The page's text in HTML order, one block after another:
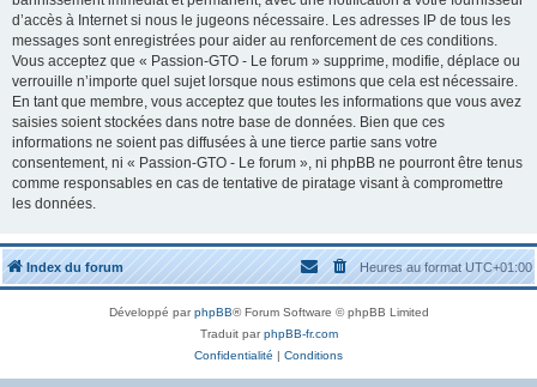
d’accès à Internet si nous le jugeons nécessaire. Les adresses IP de tous les
messages sont enregistrées pour aider au renforcement de ces conditions.
Vous acceptez que « Passion-GTO - Le forum » supprime, modifie, déplace ou
verrouille n’importe quel sujet lorsque nous estimons que cela est nécessaire.
En tant que membre, vous acceptez que toutes les informations que vous avez
saisies soient stockées dans notre base de données. Bien que ces
informations ne soient pas diffusées à une tierce partie sans votre
consentement, ni « Passion-GTO - Le forum », ni phpBB ne pourront être tenus
comme responsables en cas de tentative de piratage visant à compromettre
les données.
Index du forum Heures au formatUTC+01:00
Développé parphpBB® Forum Software © phpBB Limited
Traduit parphpBB-fr.com
Confidentialité | Conditions